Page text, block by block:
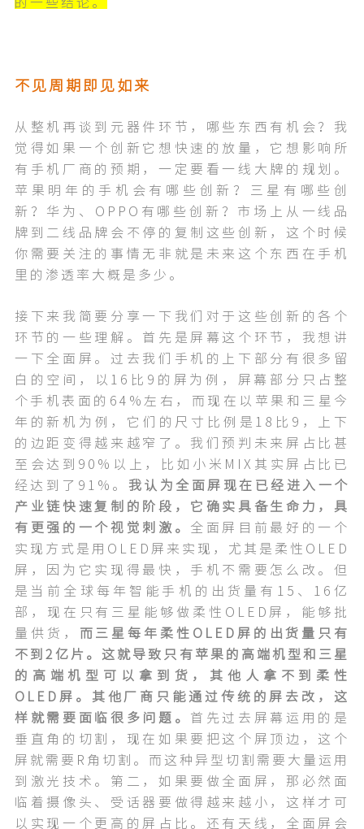
不见周期即见如来
从整机再谈到元器件环节，哪些东西有机会？我
觉得如果一个创新它想快速的放量，它想影响所
有手机厂商的预期，一定要看一线大牌的规划。
苹果明年的手机会有哪些创新？三星有哪些创
新？华为、OPPO有哪些创新？市场上从一线品
牌到二线品牌会不停的复制这些创新，这个时候
你需要关注的事情无非就是未来这个东西在手机
里的渗透率大概是多少。
接下来我简要分享一下我们对于这些创新的各个
环节的一些理解。首先是屏幕这个环节，我想讲
一下全面屏。过去我们手机的上下部分有很多留
白的空间，以16比9的屏为例，屏幕部分只占整
个手机表面的64%左右，而现在以苹果和三星今
年的新机为例，它们的尺寸比例是18比9，上下
的边距变得越来越窄了。我们预判未来屏占比甚
至会达到90%以上，比如小米MIX其实屏占比已
经达到了91%。 我认为全面屏现在已经进入一个
产业链快速复制的阶段，它确实具备生命力，具
有更强的一个视觉刺激。 全面屏目前最好的一个
实现方式是用OLED屏来实现，尤其是柔性OLED
屏，因为它实现得最快，手机不需要怎么改。但
是当前全球每年智能手机的出货量有15、16亿
部，现在只有三星能够做柔性OLED屏，能够批
量供货， 而三星每年柔性OLED屏的出货量只有
不到2亿片。这就导致只有苹果的高端机型和三星
的高端机型可以拿到货，其他人拿不到柔性
OLED屏。其他厂商只能通过传统的屏去改，这
样就需要面临很多问题。 首先过去屏幕运用的是
垂直角的切割，现在如果要把这个屏顶边，这个
屏就需要R角切割。而这种异型切割需要大量运用
到激光技术。第二，如果要做全面屏，那必然面
临着摄像头、受话器要做得越来越小，这样才可
以实现一个更高的屏占比。还有天线，全面屏会